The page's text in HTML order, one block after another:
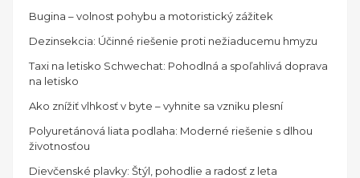
Bugina – volnost pohybu a motoristický zážitek
Dezinsekcia: Účinné riešenie proti nežiaducemu hmyzu
Taxi na letisko Schwechat: Pohodlná a spoľahlivá doprava
na letisko
Ako znížiť vlhkosť v byte – vyhnite sa vzniku plesní
Polyuretánová liata podlaha: Moderné riešenie s dlhou
životnosťou
Dievčenské plavky: Štýl, pohodlie a radosť z leta